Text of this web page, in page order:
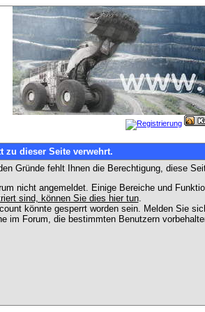
zu dieser Seite verwehrt.
Gründe fehlt Ihnen die Berechtigung, diese
nicht angemeldet. Einige Bereiche und
sind, können Sie dies hier tun.
könnte gesperrt worden sein. Melden Sie
im Forum, die bestimmten Benutzern